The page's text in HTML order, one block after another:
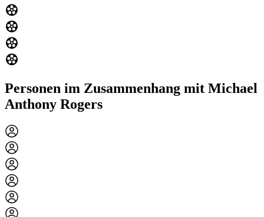
Personen im Zusammenhang mit Michael
Anthony Rogers